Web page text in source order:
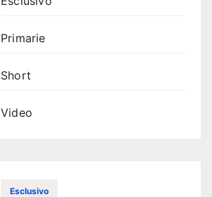
Primarie
Short
Video
Esclusivo